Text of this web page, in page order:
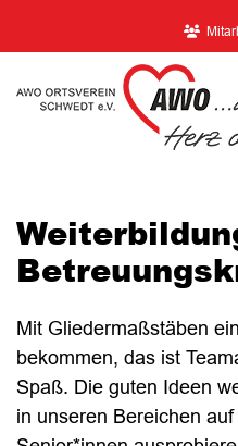
Mit Gliedermaßstäben
bekommen, das ist
Spaß. Die guten Ideen
in unseren Bereichen